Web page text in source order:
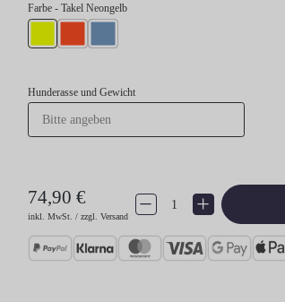
Farbe - Takel Neongelb
Hunderasse und Gewicht
74,90 €
inkl. MwSt. / zzgl. Versand
Produkt Anzahl: Gib den